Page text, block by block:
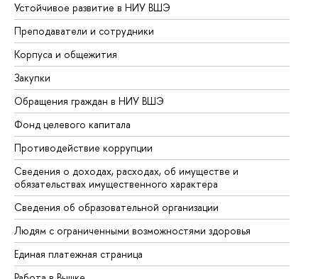
Устойчивое развитие в НИУ ВШЭ
Преподаватели и сотрудники
Корпуса и общежития
Закупки
Обращения граждан в НИУ ВШЭ
Фонд целевого капитала
Противодействие коррупции
Сведения о доходах, расходах, об имуществе и
обязательствах имущественного характера
Сведения об образовательной организации
Людям с ограниченными возможностями здоровья
Единая платежная страница